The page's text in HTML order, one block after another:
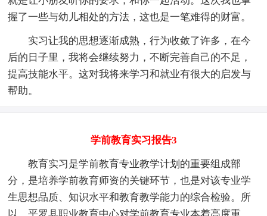
握了一些与幼儿相处的方法，这也是一笔难得的财富。
实习让我的思想逐渐成熟，行为收敛了许多，在今
后的日子里，我将会继续努力，不断完善自己的不足，
提高技能水平。这对我将来学习和就业有很大的启发与
帮助。
学前教育实习报告3
教育实习是学前教育专业教学计划的重要组成部
分，是培养学前教育师资的关键环节，也是对该专业学
生思想品质、知识水平和教育教学能力的综合检验。所
以，平罗县职业教育中心对学前教育专业本着高度重